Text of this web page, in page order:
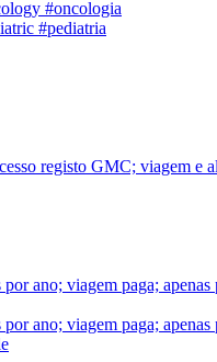
#oncologia
#pediatria
registo GMC; viagem e
ano; viagem paga;
ano; viagem paga;